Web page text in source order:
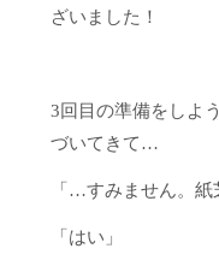
ざいました！
3回目の準備をしよ
づいてきて…
「…すみません。紙
「はい」